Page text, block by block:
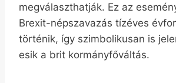
megválaszthatják. Ez az
Brexit-népszavazás tízéves
történik, így szimbolikusan is
esik a brit kormányfőváltás.